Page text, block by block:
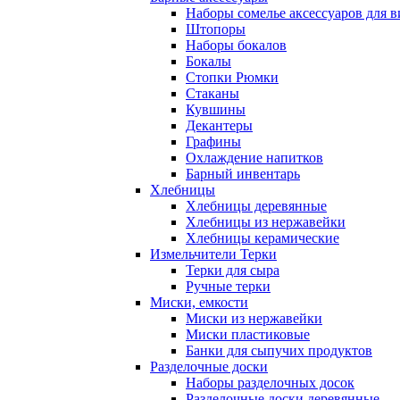
Наборы сомелье аксессуаров для
Штопоры
Наборы бокалов
Бокалы
Стопки Рюмки
Стаканы
Кувшины
Декантеры
Графины
Охлаждение напитков
Барный инвентарь
Хлебницы
Хлебницы деревянные
Хлебницы из нержавейки
Хлебницы керамические
Измельчители Терки
Терки для сыра
Ручные терки
Миски, емкости
Миски из нержавейки
Миски пластиковые
Банки для сыпучих продуктов
Разделочные доски
Наборы разделочных досок